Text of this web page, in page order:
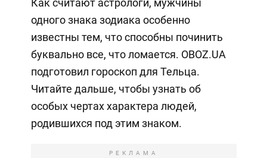
Как считают астрологи, мужчины
одного знака зодиака особенно
известны тем, что способны починить
буквально все, что ломается. OBOZ.UA
подготовил гороскоп для Тельца.
Читайте дальше, чтобы узнать об
особых чертах характера людей,
родившихся под этим знаком.
РЕКЛАМА